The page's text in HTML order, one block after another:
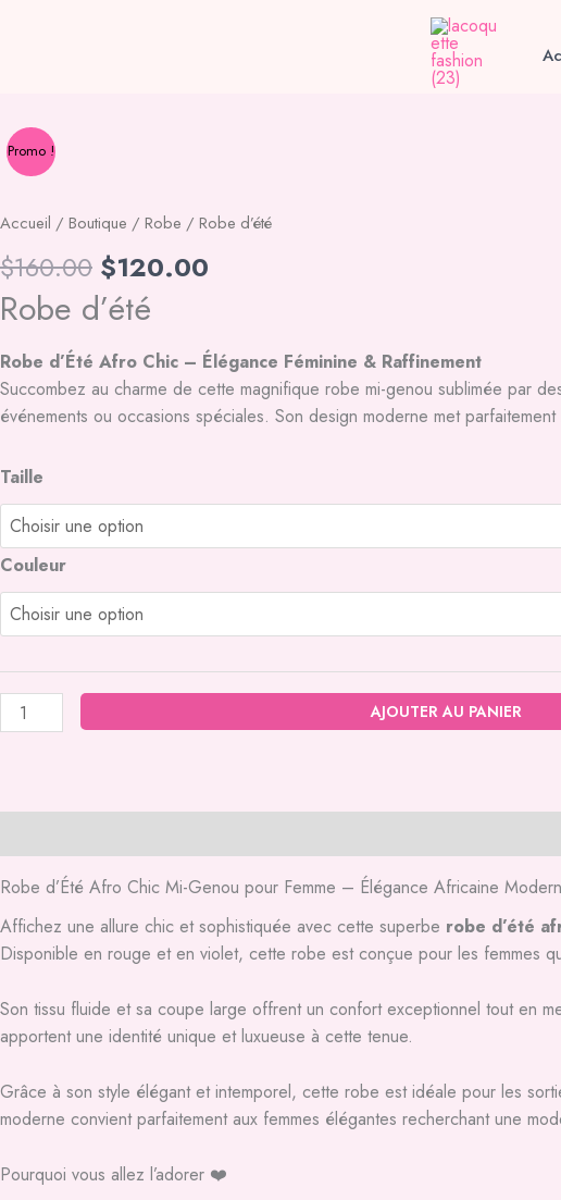
Promo !
Accueil / Boutique / Robe / Robe d’été
$160.00 Le
prix
initial
était :
$160.00.
$120.00
est :
$120.00.
Robe d’été
Robe d’Été Afro Chic – Élégance Féminine & Raffinement
Succombez au charme de cette magnifique robe mi-genou sublimée par
événements ou occasions spéciales. Son design moderne met
Taille
Couleur
quantité
de
Robe
d'été
AJOUTER AU PANIER
Robe d’Été Afro Chic Mi-Genou pour Femme – Élégance Africaine
Affichez une allure chic et sophistiquée avec cette superbe robe d’été
Disponible en rouge et en violet, cette robe est conçue pour les femmes
Son tissu fluide et sa coupe large offrent un confort exceptionnel tout en
apportent une identité unique et luxueuse à cette tenue.
Grâce à son style élégant et intemporel, cette robe est idéale pour les
moderne convient parfaitement aux femmes élégantes recherchant une
Pourquoi vous allez l’adorer ❤️